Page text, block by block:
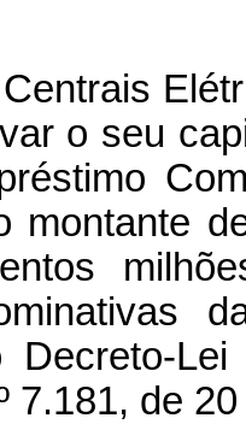
o seu
montante
Decreto-
7.181, de